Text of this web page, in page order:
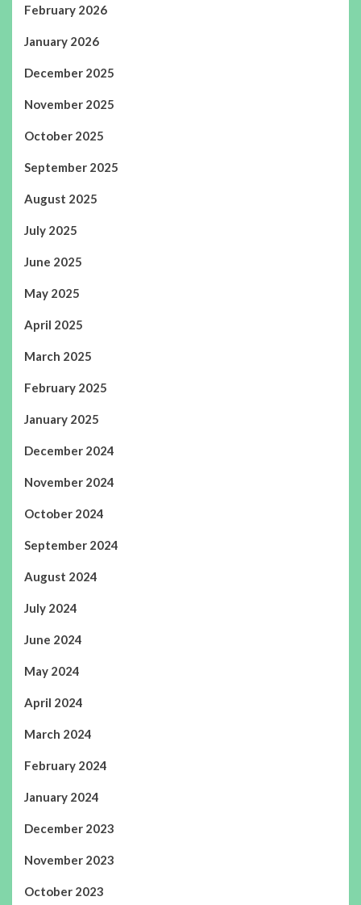
February 2026
January 2026
December 2025
November 2025
October 2025
September 2025
August 2025
July 2025
June 2025
May 2025
April 2025
March 2025
February 2025
January 2025
December 2024
November 2024
October 2024
September 2024
August 2024
July 2024
June 2024
May 2024
April 2024
March 2024
February 2024
January 2024
December 2023
November 2023
October 2023